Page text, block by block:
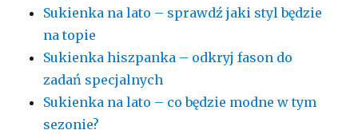
Sukienka na lato – sprawdź jaki styl będzie
na topie
Sukienka hiszpanka – odkryj fason do
zadań specjalnych
Sukienka na lato – co będzie modne w tym
sezonie?